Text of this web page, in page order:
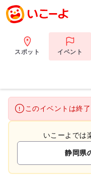
スポット イベント
このイベントは終了
いこーよでは
静岡県